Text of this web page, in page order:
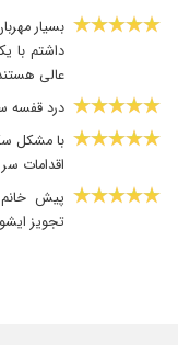
بسیار
داشتم با
عالی
درد قفسه
با مشکل
اقدامات
پیش خانم
تجویز